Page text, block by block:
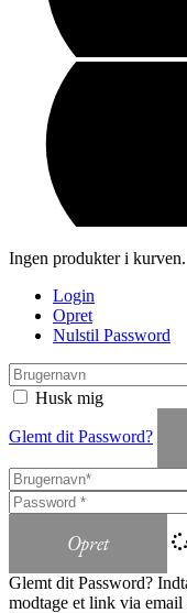
Ingen produkter i kurven.
Login
Opret
Nulstil Password
Husk mig
Glemt dit Password?
Opret
Glemt dit Password?
modtage et link via